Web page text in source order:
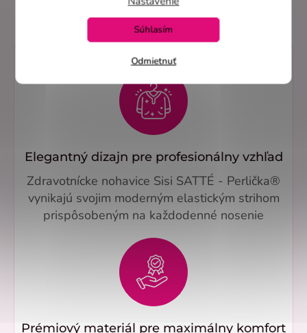
Odmietnuť
Súhlasím
Elegantný dizajn pre profesionálny vzhľad
Zdravotnícke nohavice Sisi SATTÉ - Perlička®
vynikajú svojim moderným elastickým strihom
prispôsobeným na každodenné nosenie
Prémiový materiál pre maximálny komfort